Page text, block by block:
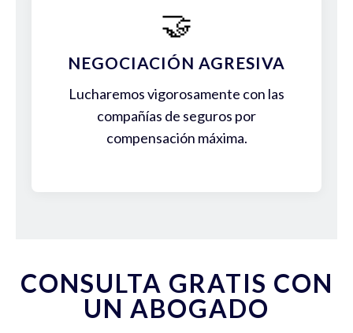
🤝
NEGOCIACIÓN AGRESIVA
Lucharemos vigorosamente con las
compañías de seguros por
compensación máxima.
CONSULTA GRATIS CON
UN ABOGADO